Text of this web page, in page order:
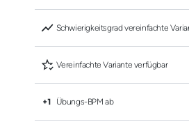
Schwierigkeitsgrad vereinfachte
Vereinfachte Variante verfügbar
Übungs-BPM ab